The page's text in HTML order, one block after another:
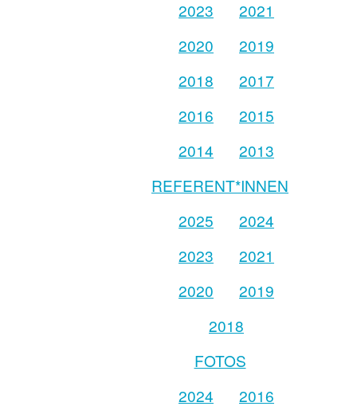
2023
2021
2020
2019
2018
2017
2016
2015
2014
2013
REFERENT*INNEN
2025
2024
2023
2021
2020
2019
2018
FOTOS
2024
2016